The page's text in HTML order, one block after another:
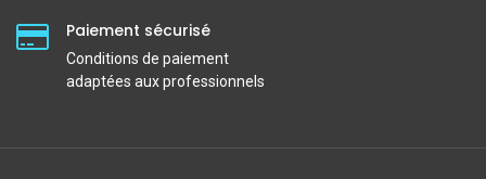
Paiement sécurisé
Conditions de paiement
adaptées aux professionnels